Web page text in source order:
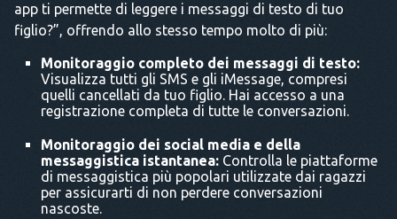
app ti permette di leggere i messaggi di testo di tuo
figlio?”, offrendo allo stesso tempo molto di più:
Monitoraggio completo dei messaggi di testo:
Visualizza tutti gli SMS e gli iMessage, compresi
quelli cancellati da tuo figlio. Hai accesso a una
registrazione completa di tutte le conversazioni.
Monitoraggio dei social media e della
messaggistica istantanea: Controlla le piattaforme
di messaggistica più popolari utilizzate dai ragazzi
per assicurarti di non perdere conversazioni
nascoste.